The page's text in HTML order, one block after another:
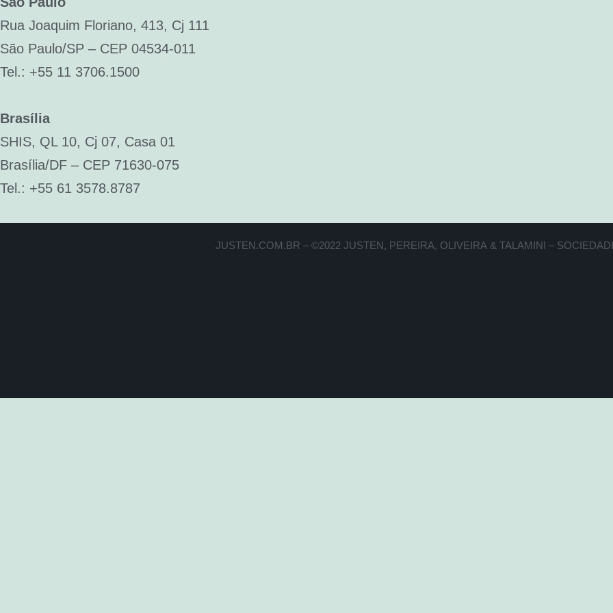
Rua Joaquim Floriano, 413, Cj 111
São Paulo/SP – CEP 04534-011
Tel.: +55 11 3706.1500
Brasília
SHIS, QL 10, Cj 07, Casa 01
Brasília/DF – CEP 71630-075
Tel.: +55 61 3578.8787
JUSTEN.COM.BR – ©2022 JUSTEN, PEREIRA, OLIVEIRA & TALAMINI –